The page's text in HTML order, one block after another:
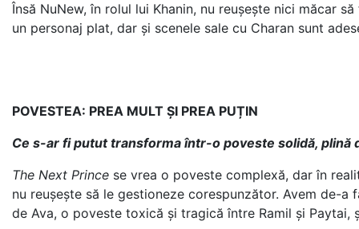
Însă NuNew, în rolul lui Khanin, nu reușește nici măcar
un personaj plat, dar și scenele sale cu Charan sunt
POVESTEA: PREA MULT ȘI PREA PUȚIN
Ce s-ar fi putut transforma într-o poveste solidă,
The Next Prince se vrea o poveste complexă, dar în
nu reușește să le gestioneze corespunzător. Avem de-
de Ava, o poveste toxică și tragică între Ramil și